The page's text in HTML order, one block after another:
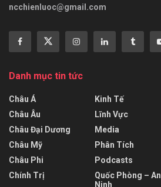
ncchienluoc@gmail.com
Danh mục tin tức
Châu Á
Châu Âu
Châu Đại Dương
Châu Mỹ
Châu Phi
Chính Trị
Kinh Tế
Lĩnh Vực
Media
Phân Tích
Podcasts
Quốc Phòng – An
Ninh